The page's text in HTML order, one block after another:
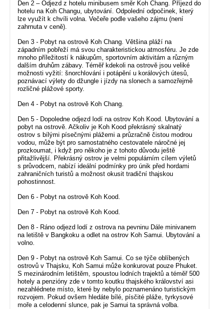
Den 2 – Odjezd z hotelu minibusem směr Koh Chang. Příjezd do
hotelu na Koh Changu, ubytování. Odpolední odpočinek, který
lze využít k chvíli volna. Večeře podle vašeho zájmu (není
zahrnuta v ceně).
Den 3 - Pobyt na ostrově Koh Chang. Většina pláží na
západním pobřeží má svou charakteristickou atmosféru. Je zde
mnoho příležitostí k nákupům, sportovním aktivitám a různým
dalším druhům zábavy. Téměř kdekoli na ostrově jsou veliké
možnosti vyžití: šnorchlování i potápění u korálových útesů,
poznávací výlety do džungle i jízdy na slonech a samozřejmě
rozličné plážové sporty.
Den 4 - Pobyt na ostrově Koh Chang.
Den 5 - Dopoledne odjezd lodí na ostrov Koh Kood. Ubytování a
pobyt na ostrově. Ačkoliv je Koh Kood překrásný skalnatý
ostrov s bílými písečnými plážemi a průzračně čistou modrou
vodou, může být pro samostatného cestovatele náročné jej
prozkoumat, i když pro někoho je z tohoto důvodu ještě
přitažlivější. Překrásný ostrov je velmi populárním cílem výletů
s průvodcem, nabízí ideální podmínky pro únik před hordami
zahraničních turistů a možnost okusit tradiční thajskou
pohostinnost.
Den 6 - Pobyt na ostrově Koh Kood.
Den 7 - Pobyt na ostrově Koh Kood.
Den 8 - Ráno odjezd lodí z ostrova na pevninu Dále minivanem
na letiště v Bangkoku a odlet na ostrov Koh Samui. Ubytování a
volno.
Den 9 - Pobyt na ostrově Koh Samui. Co se týče oblíbených
ostrovů v Thajsku, Koh Samui může konkurovat pouze Phuket.
S mezinárodním letištěm, spoustou lodních trajektů a téměř 500
hotely a penzióny zde v tomto koutku thajského království asi
nezahlédnete místo, které by nebylo poznamenáno turistickým
rozvojem. Pokud ovšem hledáte bílé, písčité pláže, tyrkysové
moře a celodenní slunce, pak je Samui ta správná volba.